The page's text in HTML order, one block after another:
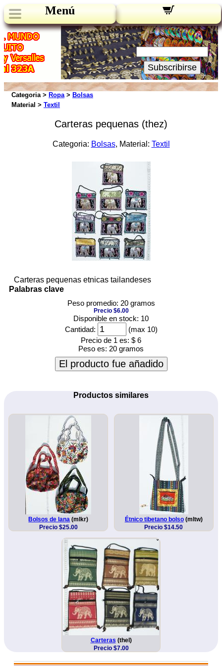
Menú
Novedades:
Su Email:
Subscribirse
Categoria > Ropa> Bolsas
Material > Textil
Carteras pequenas (thez)
Categoria: Bolsas, Material: Textil
Carteras pequenas etnicas tailandeses
Palabras clave
Peso promedio: 20 gramos
Precio $6.00
Disponible en stock: 10
Cantidad:
(max 10)
Precio de 1 es: $ 6
Peso es: 20 gramos
El producto fue añadido
Productos similares
Bolsos de lana (mlkr)
Precio $25.00
Étnico tibetano bolso(mltw)
Precio $14.50
Carteras (thel)
Precio $7.00